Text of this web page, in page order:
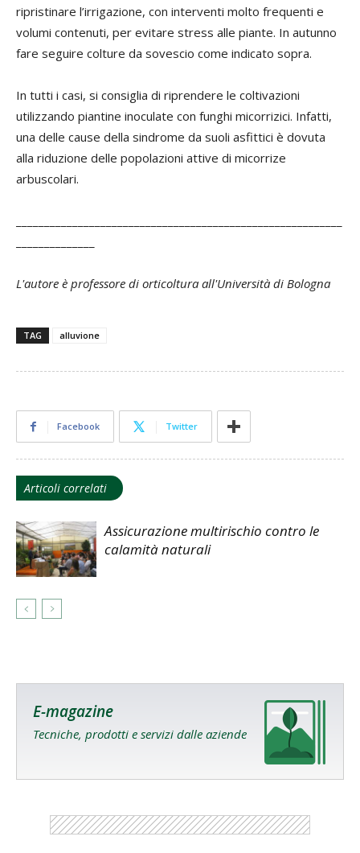
ripristinare l’irrigazione, con interventi molto frequenti e
volumi contenuti, per evitare stress alle piante. In autunno
fare seguire colture da sovescio come indicato sopra.
In tutti i casi, si consiglia di riprendere le coltivazioni
utilizzando piantine inoculate con funghi micorrizici. Infatti,
una delle cause della sindrome da suoli asfittici è dovuta
alla riduzione delle popolazioni attive di micorrize
arbuscolari.
L'autore è professore di orticoltura all'Università di Bologna
TAG alluvione
Facebook Twitter
Articoli correlati
Assicurazione multirischio contro le
calamità naturali
E-magazine
Tecniche, prodotti e servizi dalle aziende